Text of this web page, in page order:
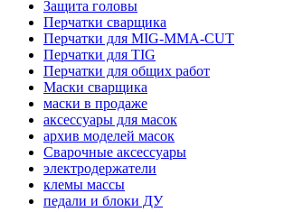
Защита головы
Перчатки сварщика
Перчатки для MIG-MMA-CUT
Перчатки для TIG
Перчатки для общих работ
Маски сварщика
маски в продаже
аксессуары для масок
архив моделей масок
Сварочные аксессуары
электродержатели
клемы массы
педали и блоки ДУ